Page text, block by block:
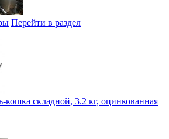
Перейти в раздел
кошка складной, 3.2 кг, оцинкованная